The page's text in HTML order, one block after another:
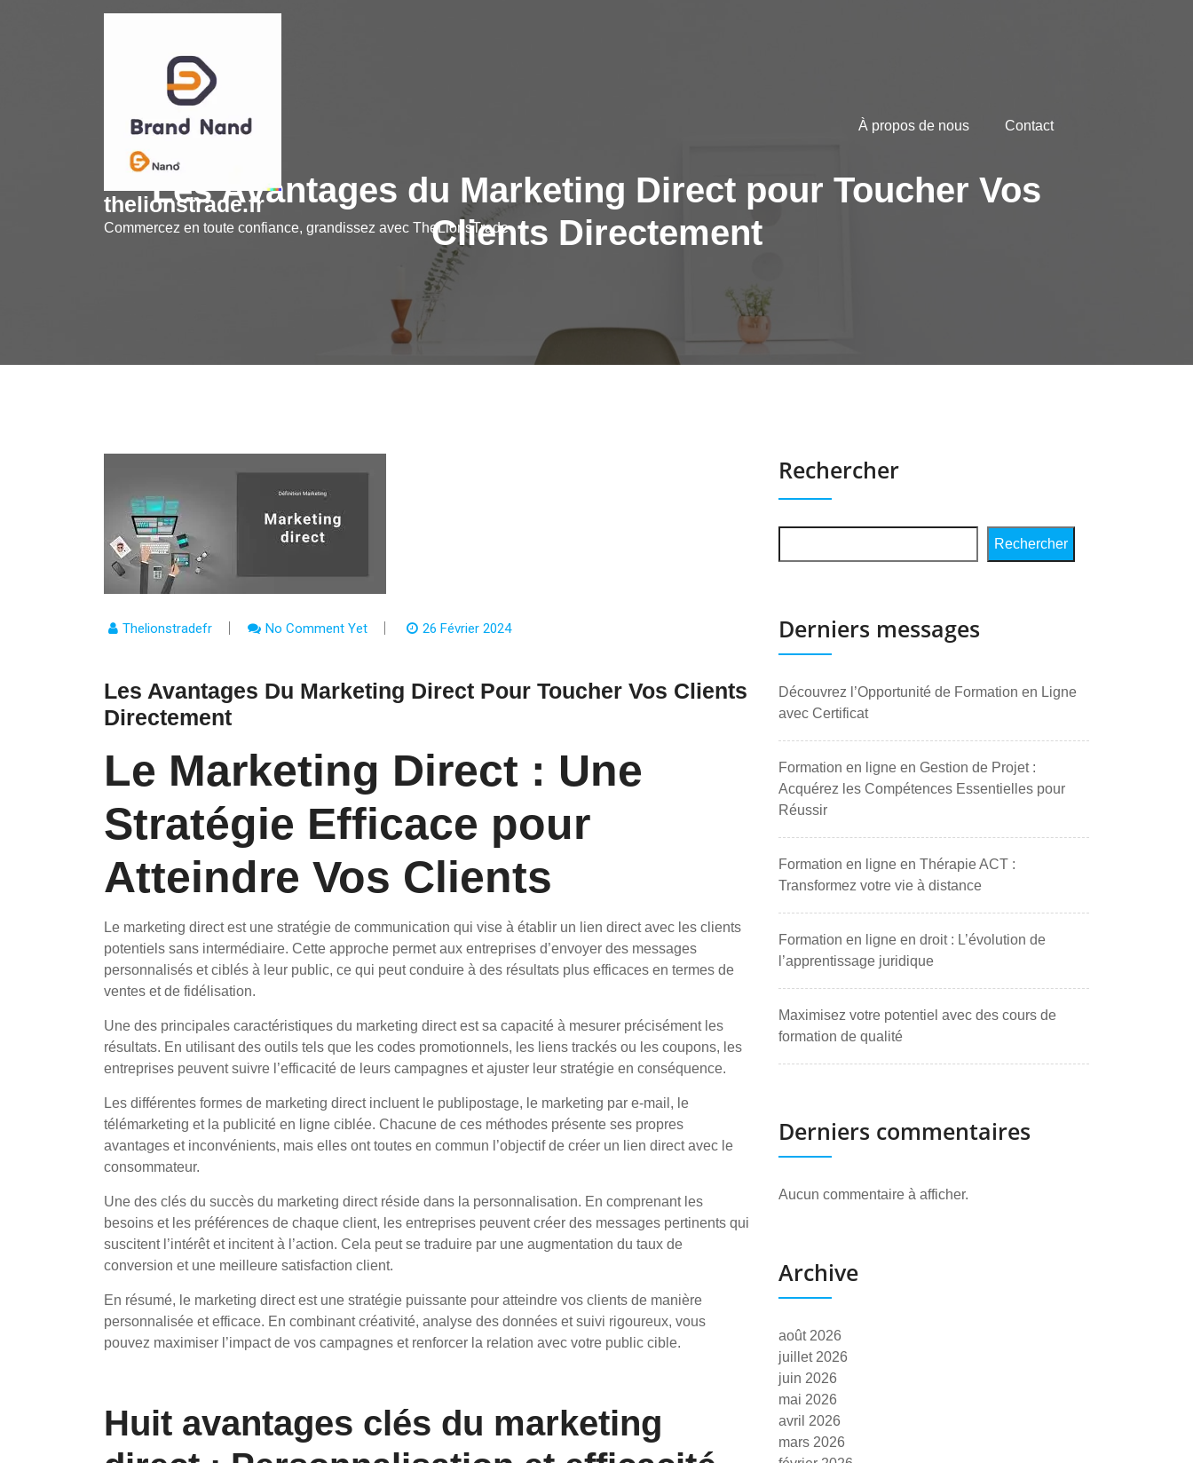
thelionstrade.fr
Commercez en toute confiance, grandissez avec TheLionsTrade
À propos de nous Contact
Les Avantages du Marketing Direct pour Toucher Vos
Clients Directement
Thelionstradefr No Comment Yet 26 Février 2024
Les Avantages Du Marketing Direct Pour Toucher Vos Clients
Directement
Le Marketing Direct : Une
Stratégie Efficace pour
Atteindre Vos Clients
Le marketing direct est une stratégie de communication qui vise à établir un lien direct avec les clients
potentiels sans intermédiaire. Cette approche permet aux entreprises d’envoyer des messages
personnalisés et ciblés à leur public, ce qui peut conduire à des résultats plus efficaces en termes de
ventes et de fidélisation.
Une des principales caractéristiques du marketing direct est sa capacité à mesurer précisément les
résultats. En utilisant des outils tels que les codes promotionnels, les liens trackés ou les coupons, les
entreprises peuvent suivre l’efficacité de leurs campagnes et ajuster leur stratégie en conséquence.
Les différentes formes de marketing direct incluent le publipostage, le marketing par e-mail, le
télémarketing et la publicité en ligne ciblée. Chacune de ces méthodes présente ses propres
avantages et inconvénients, mais elles ont toutes en commun l’objectif de créer un lien direct avec le
consommateur.
Une des clés du succès du marketing direct réside dans la personnalisation. En comprenant les
besoins et les préférences de chaque client, les entreprises peuvent créer des messages pertinents qui
suscitent l’intérêt et incitent à l’action. Cela peut se traduire par une augmentation du taux de
conversion et une meilleure satisfaction client.
En résumé, le marketing direct est une stratégie puissante pour atteindre vos clients de manière
personnalisée et efficace. En combinant créativité, analyse des données et suivi rigoureux, vous
pouvez maximiser l’impact de vos campagnes et renforcer la relation avec votre public cible.
Huit avantages clés du marketing
Rechercher
Rechercher
Derniers messages
Découvrez l’Opportunité de Formation en Ligne
avec Certificat
Formation en ligne en Gestion de Projet :
Acquérez les Compétences Essentielles pour
Réussir
Formation en ligne en Thérapie ACT :
Transformez votre vie à distance
Formation en ligne en droit : L’évolution de
l’apprentissage juridique
Maximisez votre potentiel avec des cours de
formation de qualité
Derniers commentaires
Aucun commentaire à afficher.
Archive
août 2026
juillet 2026
juin 2026
mai 2026
avril 2026
mars 2026